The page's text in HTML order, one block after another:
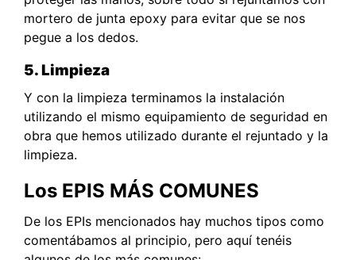
mortero de junta epoxy para evitar que se nos
pegue a los dedos.
5. Limpieza
Y con la limpieza terminamos la instalación
utilizando el mismo equipamiento de seguridad en
obra que hemos utilizado durante el rejuntado y la
limpieza.
Los EPIS MÁS COMUNES
De los EPIs mencionados hay muchos tipos como
comentábamos al principio, pero aquí tenéis